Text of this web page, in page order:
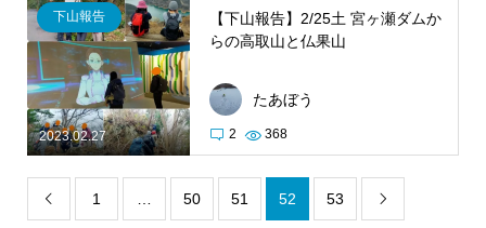
2023.02.27
下山報告
【下山報告】2/25土 宮ヶ瀬ダムか
らの高取山と仏果山
たあぼう
2 368
 1 50 51 52 53 